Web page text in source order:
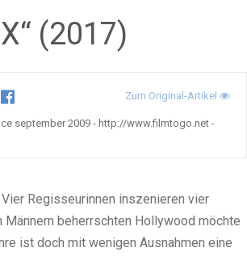
(2017)
Zum Original-Artikel
september 2009 - http://www.filmtogo.net -
Regisseurinnen inszenieren vier
beherrschten Hollywood möchte
ist doch mit wenigen Ausnahmen eine